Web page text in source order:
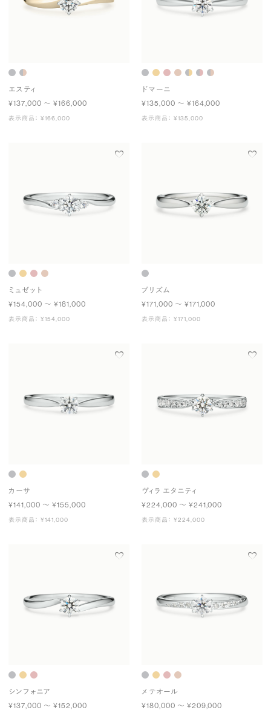
エスティ
¥137,000 〜 ¥166,000
表示商品： ¥166,000
ドマーニ
¥135,000 〜 ¥164,000
表示商品： ¥135,000
ミュゼット
¥154,000 〜 ¥181,000
表示商品： ¥154,000
プリズム
¥171,000 〜 ¥171,000
表示商品： ¥171,000
カーサ
¥141,000 〜 ¥155,000
表示商品： ¥141,000
ヴィラ エタニティ
¥224,000 〜 ¥241,000
表示商品： ¥224,000
シンフォニア
¥137,000 〜 ¥152,000
メテオール
¥180,000 〜 ¥209,000